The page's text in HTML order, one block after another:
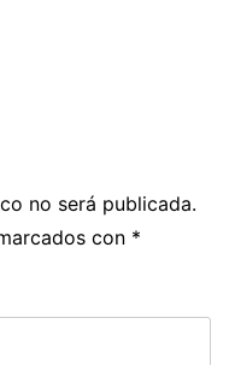
no será publicada.
con *